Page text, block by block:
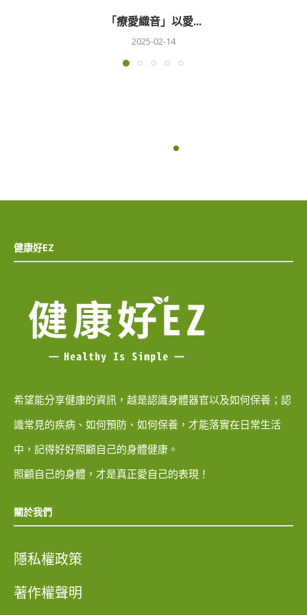
「療愛織音」以愛...
2025-02-14
健康好EZ
希望能分享健康的資訊，越是認識身體器官以及如何保養；認
識常見的疾病、如何預防、如何保養，才能落實在日常生活
中，記得好好照顧自己的身體健康。
照顧自己的身體，才是真正愛自己的表現！
關於我們
隱私權政策
著作權聲明